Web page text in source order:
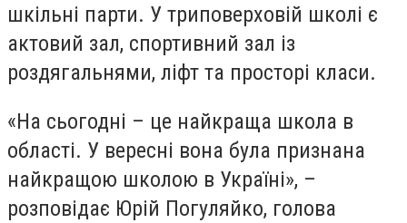
шкільні парти. У триповерховій школі є
актовий зал, спортивний зал із
роздягальнями, ліфт та просторі класи.
«На сьогодні – це найкраща школа в
області. У вересні вона була признана
найкращою школою в Україні», –
розповідає Юрій Погуляйко, голова